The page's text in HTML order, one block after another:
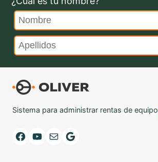
Sistema para administrar rentas de equipo
Facebook YouTube Mail Google